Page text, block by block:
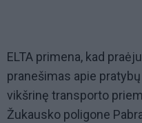
ELTA primena, kad
pranešimas apie
vikšrinę transporto
Žukausko poligone